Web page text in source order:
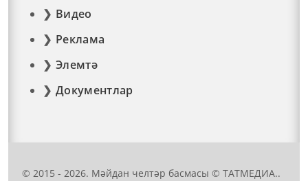
Видео
Реклама
Элемтә
Документлар
© 2015 - 2026. Мәйдан челтәр басмасы © ТАТМЕДИА..